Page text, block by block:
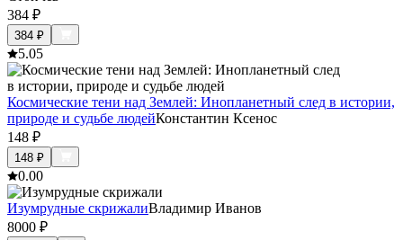
384 ₽
384 ₽
5.05
Космические тени над Землей: Инопланетный след в истории,
природе и судьбе людейКонстантин Ксенос
148 ₽
148 ₽
0.00
Изумрудные скрижалиВладимир Иванов
8000 ₽